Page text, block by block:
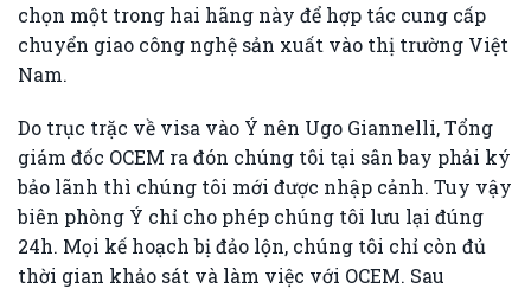
chọn một trong hai hãng này để hợp tác cung cấp
chuyển giao công nghệ sản xuất vào thị trường Việt
Nam.
Do trục trặc về visa vào Ý nên Ugo Giannelli, Tổng
giám đốc OCEM ra đón chúng tôi tại sân bay phải ký
bảo lãnh thì chúng tôi mới được nhập cảnh. Tuy vậy
biên phòng Ý chỉ cho phép chúng tôi lưu lại đúng
24h. Mọi kế hoạch bị đảo lộn, chúng tôi chỉ còn đủ
thời gian khảo sát và làm việc với OCEM. Sau